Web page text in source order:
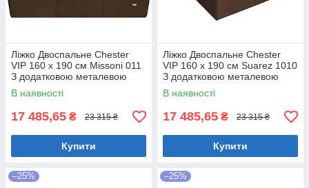
Ліжко Двоспальне Chester
VIP 160 х 190 см Missoni 011
З додатковою металевою
цільнозварною рамою
Темно-коричневий
В наявності
17 485,65 ₴ 23 315 ₴
Купити
Ліжко Двоспальне Chester
VIP 160 х 190 см Suarez 1010
З додатковою металевою
цільнозварною рамою
Коричневий
В наявності
17 485,65 ₴ 23 315 ₴
Купити
–25% –25%